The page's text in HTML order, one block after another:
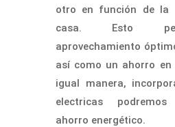
otro en función de la
casa. Esto
aprovechamiento
así como un ahorro en
igual manera,
electricas
ahorro energético.